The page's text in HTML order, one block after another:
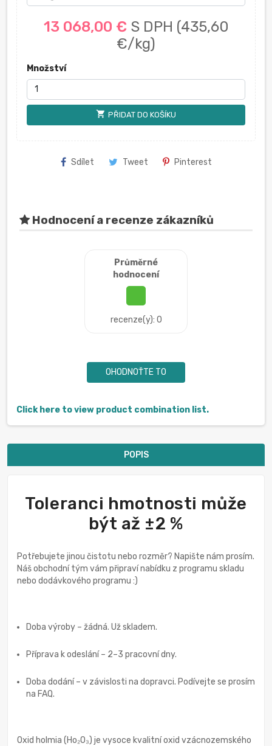
13 068,00 € S DPH (435,60
€/kg)
Množství
shopping_cart PŘIDAT DO KOŠÍKU
Sdílet Tweet Pinterest
Hodnocení a recenze zákazníků
Průměrné
hodnocení
recenze(y): 0
OHODNOŤTE TO
Click here to view product combination list.
POPIS
Toleranci hmotnosti může
být až ±2 %
Potřebujete jinou čistotu nebo rozměr? Napište nám prosím.
Náš obchodní tým vám připraví nabídku z programu skladu
nebo dodávkového programu :)
Doba výroby – žádná. Už skladem.
Příprava k odeslání – 2–3 pracovní dny.
Doba dodání – v závislosti na dopravci. Podívejte se prosím
na FAQ.
Oxid holmia (Ho₂O₃) je vysoce kvalitní oxid vzácnozemského